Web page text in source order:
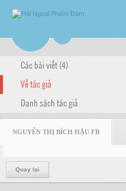
Các bài viết (4)
Về tác giả
Danh sách tác giả
NGUYỄN THỊ BÍCH HẬU FB
Quay lại